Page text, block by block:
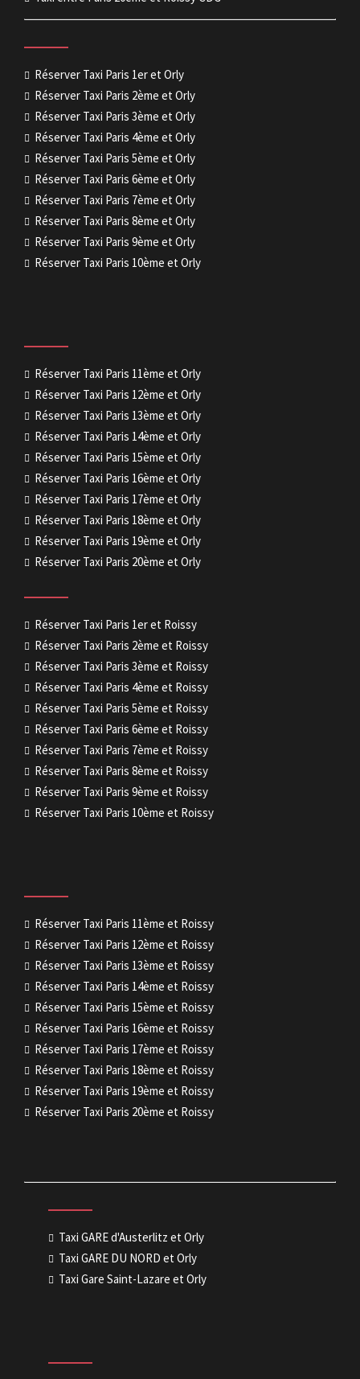
Réserver Taxi Paris 1er et Orly
Réserver Taxi Paris 2ème et Orly
Réserver Taxi Paris 3ème et Orly
Réserver Taxi Paris 4ème et Orly
Réserver Taxi Paris 5ème et Orly
Réserver Taxi Paris 6ème et Orly
Réserver Taxi Paris 7ème et Orly
Réserver Taxi Paris 8ème et Orly
Réserver Taxi Paris 9ème et Orly
Réserver Taxi Paris 10ème et Orly
Réserver Taxi Paris 11ème et Orly
Réserver Taxi Paris 12ème et Orly
Réserver Taxi Paris 13ème et Orly
Réserver Taxi Paris 14ème et Orly
Réserver Taxi Paris 15ème et Orly
Réserver Taxi Paris 16ème et Orly
Réserver Taxi Paris 17ème et Orly
Réserver Taxi Paris 18ème et Orly
Réserver Taxi Paris 19ème et Orly
Réserver Taxi Paris 20ème et Orly
Réserver Taxi Paris 1er et Roissy
Réserver Taxi Paris 2ème et Roissy
Réserver Taxi Paris 3ème et Roissy
Réserver Taxi Paris 4ème et Roissy
Réserver Taxi Paris 5ème et Roissy
Réserver Taxi Paris 6ème et Roissy
Réserver Taxi Paris 7ème et Roissy
Réserver Taxi Paris 8ème et Roissy
Réserver Taxi Paris 9ème et Roissy
Réserver Taxi Paris 10ème et Roissy
Réserver Taxi Paris 11ème et Roissy
Réserver Taxi Paris 12ème et Roissy
Réserver Taxi Paris 13ème et Roissy
Réserver Taxi Paris 14ème et Roissy
Réserver Taxi Paris 15ème et Roissy
Réserver Taxi Paris 16ème et Roissy
Réserver Taxi Paris 17ème et Roissy
Réserver Taxi Paris 18ème et Roissy
Réserver Taxi Paris 19ème et Roissy
Réserver Taxi Paris 20ème et Roissy
Taxi GARE d'Austerlitz et Orly
Taxi GARE DU NORD et Orly
Taxi Gare Saint-Lazare et Orly